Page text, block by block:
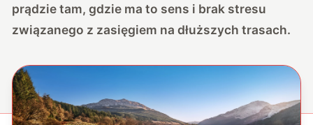
prądzie tam, gdzie ma to sens i brak stresu
związanego z zasięgiem na dłuższych trasach.